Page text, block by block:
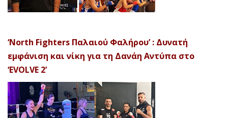
‘North Fighters Παλαιού Φαλήρου’ : Δυνατή
εμφάνιση και νίκη για τη Δανάη Αντύπα στο
‘EVOLVE 2’